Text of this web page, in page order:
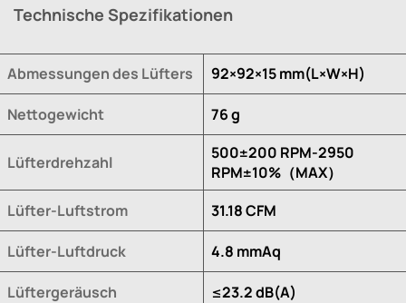
Technische Spezifikationen
Abmessungen des Lüfters 92×92×15 mm(L×W×H)
Nettogewicht 76 g
Lüfterdrehzahl
500±200 RPM-2950
RPM±10%（MAX）
Lüfter-Luftstrom
31.18 CFM
Lüfter-Luftdruck 4.8 mmAq
Lüftergeräusch ≤23.2 dB(A)